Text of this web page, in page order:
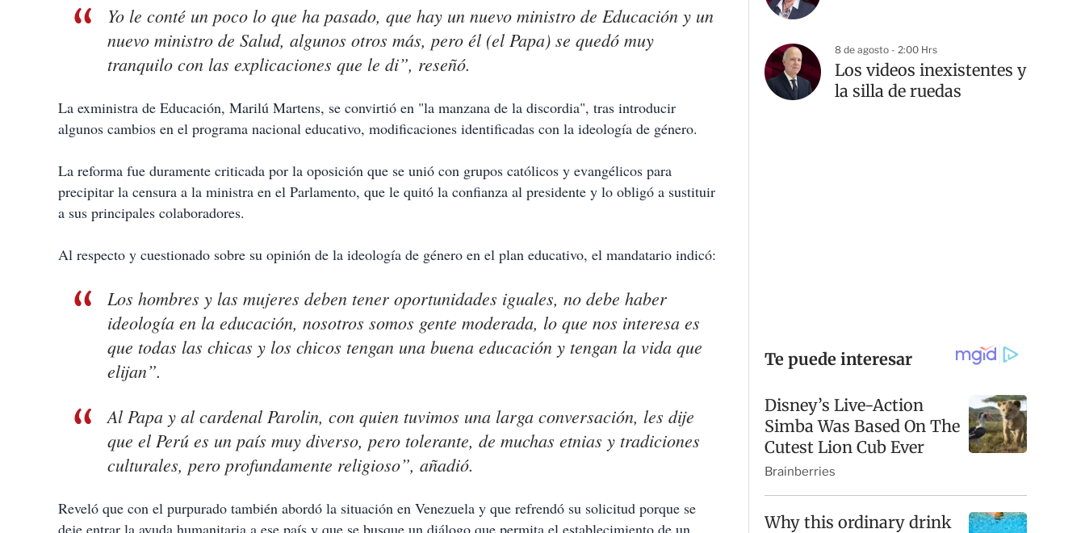
Yo le conté un poco lo que ha pasado, que hay un nuevo ministro de Educación y un
nuevo ministro de Salud, algunos otros más, pero él (el Papa) se quedó muy
tranquilo con las explicaciones que le di”, reseñó.
La exministra de Educación, Marilú Martens, se convirtió en "la manzana de la discordia", tras introducir
algunos cambios en el programa nacional educativo, modificaciones identificadas con la ideología de género.
La reforma fue duramente criticada por la oposición que se unió con grupos católicos y evangélicos para
precipitar la censura a la ministra en el Parlamento, que le quitó la confianza al presidente y lo obligó a sustituir
a sus principales colaboradores.
Al respecto y cuestionado sobre su opinión de la ideología de género en el plan educativo, el mandatario indicó:
Los hombres y las mujeres deben tener oportunidades iguales, no debe haber
ideología en la educación, nosotros somos gente moderada, lo que nos interesa es
que todas las chicas y los chicos tengan una buena educación y tengan la vida que
elijan”.
Al Papa y al cardenal Parolin, con quien tuvimos una larga conversación, les dije
que el Perú es un país muy diverso, pero tolerante, de muchas etnias y tradiciones
culturales, pero profundamente religioso”, añadió.
Reveló que con el purpurado también abordó la situación en Venezuela y que refrendó su solicitud porque se
8 de agosto - 2:00 Hrs
Los videos inexistentes y
la silla de ruedas